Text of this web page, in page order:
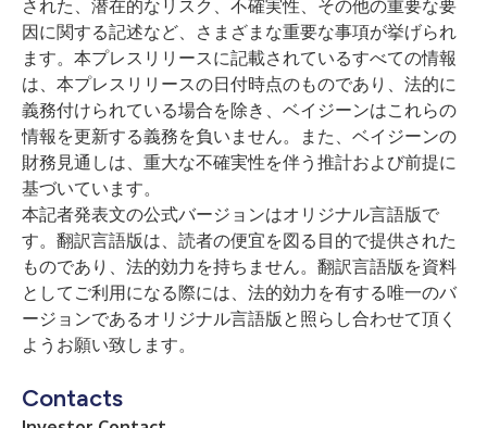
された、潜在的なリスク、不確実性、その他の重要な要
因に関する記述など、さまざまな重要な事項が挙げられ
ます。本プレスリリースに記載されているすべての情報
は、本プレスリリースの日付時点のものであり、法的に
義務付けられている場合を除き、ベイジーンはこれらの
情報を更新する義務を負いません。また、ベイジーンの
財務見通しは、重大な不確実性を伴う推計および前提に
基づいています。
本記者発表文の公式バージョンはオリジナル言語版で
す。翻訳言語版は、読者の便宜を図る目的で提供された
ものであり、法的効力を持ちません。翻訳言語版を資料
としてご利用になる際には、法的効力を有する唯一のバ
ージョンであるオリジナル言語版と照らし合わせて頂く
ようお願い致します。
Contacts